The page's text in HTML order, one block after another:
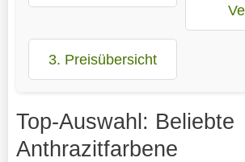
3. Preisübersicht
Top-Auswahl: Beliebte
Anthrazitfarbene